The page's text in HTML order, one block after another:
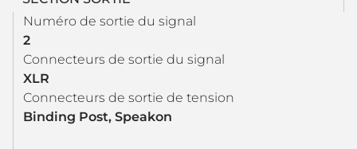
Numéro de sortie du signal
2
Connecteurs de sortie du signal
XLR
Connecteurs de sortie de tension
Binding Post, Speakon